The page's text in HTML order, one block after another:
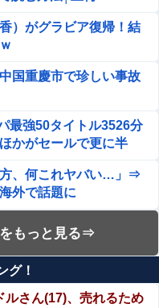
）がグラビア復帰！結
国重慶市で珍しい事故
最強50タイトル3526分
かがセールで更に半
、何これヤバい…」⇒
外で話題に
ーン王子が日本人女性
ーブラでうっかり衣装
送事故ｗｗｗ
もっと見る⇒
グ！
ルさん(17)、売れるため